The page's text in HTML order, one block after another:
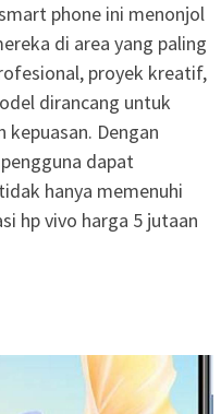
phone ini menonjol
di area yang paling
proyek kreatif,
dirancang untuk
Dengan
dapat
hanya memenuhi
hp vivo harga 5 jutaan